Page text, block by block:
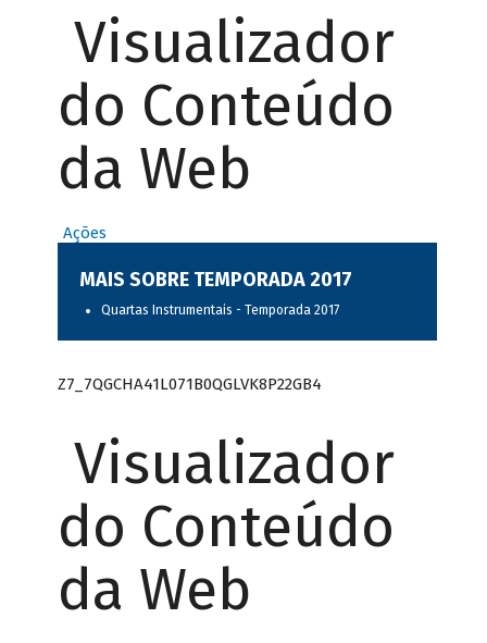
Visualizador
do Conteúdo
da Web
Ações
MAIS SOBRE TEMPORADA 2017
Quartas Instrumentais - Temporada 2017
Z7_7QGCHA41L071B0QGLVK8P22GB4
Visualizador
do Conteúdo
da Web